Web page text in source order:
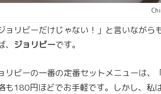
ョリビーだけじゃない！」と言いなが
ジョリビーです。
リビーの一番の定番セットメニューは、
も180円ほどでお手軽です。しかし、私